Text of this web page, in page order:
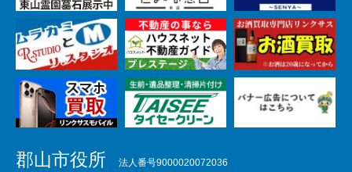
郡山市役所 法人番号9000020072036